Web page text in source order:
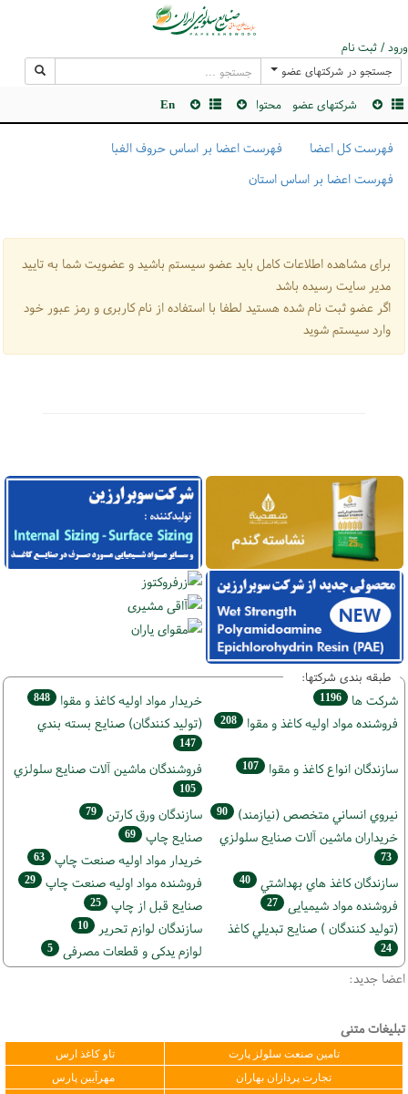
ورود / ثبت نام
جستجو در شرکتهای عضو
شرکتهای عضو محتوا En
فهرست کل اعضا
فهرست اعضا بر اساس حروف الفبا
فهرست اعضا بر اساس استان
برای مشاهده اطلاعات کامل باید عضو سیستم باشید و عضویت شما به تایید
مدیر سایت رسیده باشد
اگر عضو ثبت نام شده هستید لطفا با استفاده از نام کاربری و رمز عبور خود
وارد سیستم شوید
طبقه بندی شرکتها:
شركت ها 1196 خريدار مواد اوليه كاغذ و مقوا 848
فروشنده مواد اوليه كاغذ و مقوا 208 (تولید كنندگان) صنايع بسته بندي
147
سازندگان انواع کاغذ و مقوا 107 فروشندگان ماشين آلات صنايع سلولزي
105
نيروي انساني متخصص (نیازمند) 90 سازندگان ورق كارتن 79
خریداران ماشين آلات صنايع سلولزي
73
صنايع چاپ 69
خريدار مواد اوليه صنعت چاپ 63
سازندگان كاغذ هاي بهداشتي 40 فروشنده مواد اوليه صنعت چاپ 29
فروشنده مواد شیمیایی 27 صنايع قبل از چاپ 25
(تولید كنندگان ) صنايع تبديلي كاغذ
24
سازندگان لوازم تحریر 10
لوازم یدکی و قطعات مصرفی 5
اعضا جدید:
تبلیغات متنی
تامین صنعت سلولز پارت
تاو کاغذ ارس
تجارت پردازان بهاران
مهرآیین پارس